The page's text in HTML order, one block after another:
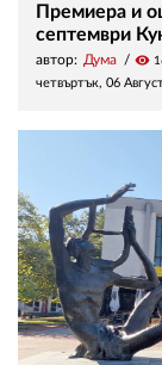
Премиера и
септември
автор: Дума visibility
четвъртък, 06